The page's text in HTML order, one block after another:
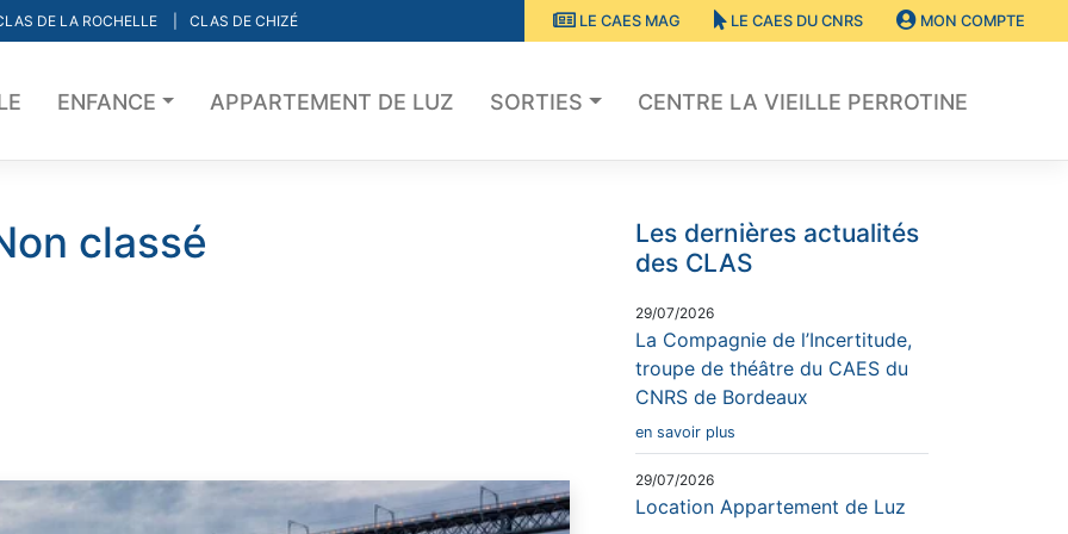
DE LA ROCHELLE CLAS DE CHIZÉ LE CAES MAG LE CAES DU CNRS MON COMPTE
ENFANCE APPARTEMENT DE LUZ SORTIES
CENTRE LA VIEILLE PERROTINE
classé
Les dernières actualités
des CLAS
29/07/2026
La Compagnie de l’Incertitude,
troupe de théâtre du CAES du
CNRS de Bordeaux
en savoir plus
29/07/2026
Location Appartement de Luz